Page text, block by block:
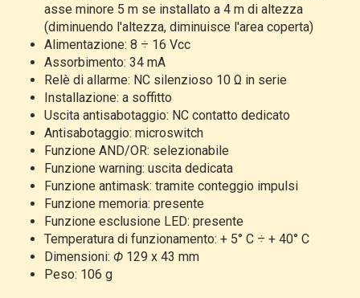
asse minore 5 m se installato a 4 m di altezza
(diminuendo l'altezza, diminuisce l'area coperta)
Alimentazione: 8 ÷ 16 Vcc
Assorbimento: 34 mA
Relè di allarme: NC silenzioso 10 Ω in serie
Installazione: a soffitto
Uscita antisabotaggio: NC contatto dedicato
Antisabotaggio: microswitch
Funzione AND/OR: selezionabile
Funzione warning: uscita dedicata
Funzione antimask: tramite conteggio impulsi
Funzione memoria: presente
Funzione esclusione LED: presente
Temperatura di funzionamento: + 5° C ÷ + 40° C
Dimensioni: Ф 129 x 43 mm
Peso: 106 g